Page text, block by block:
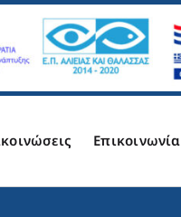
Επικοινωνία